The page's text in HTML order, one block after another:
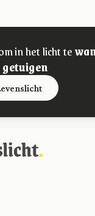
in het licht te
getuigen